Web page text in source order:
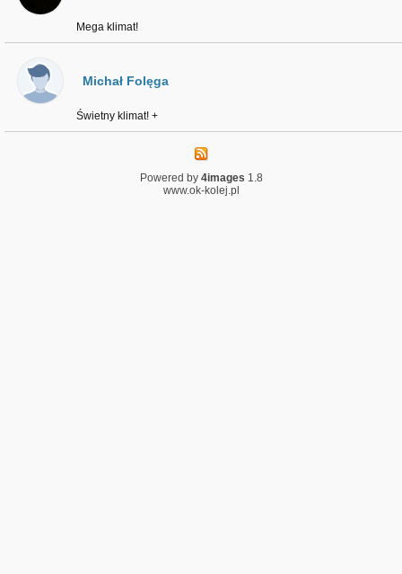
Mega klimat!
Michał Folęga
Świetny klimat! +
Powered by 4images 1.8
www.ok-kolej.pl